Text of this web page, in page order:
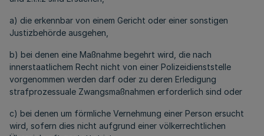
a) die erkennbar von einem Gericht oder einer sonstigen
Justizbehörde ausgehen,
b) bei denen eine Maßnahme begehrt wird, die nach
innerstaatlichem Recht nicht von einer Polizeidienststelle
vorgenommen werden darf oder zu deren Erledigung
strafprozessuale Zwangsmaßnahmen erforderlich sind oder
c) bei denen um förmliche Vernehmung einer Person ersucht
wird, sofern dies nicht aufgrund einer völkerrechtlichen